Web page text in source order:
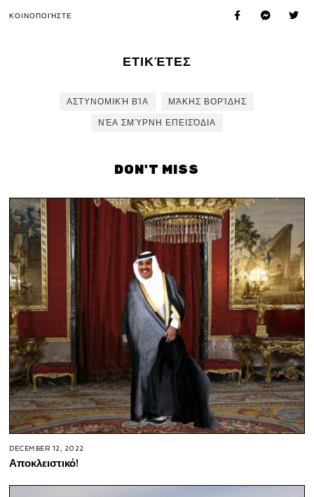
ΚΟΙΝΟΠΟΙΉΣΤΕ
ΕΤΙΚΈΤΕΣ
ΑΣΤΥΝΟΜΙΚΉ ΒΊΑ
ΜΆΚΗΣ ΒΟΡΊΔΗΣ
ΝΈΑ ΣΜΎΡΝΗ ΕΠΕΙΣΌΔΙΑ
DON'T MISS
DECEMBER 12, 2022
Αποκλειστικό!